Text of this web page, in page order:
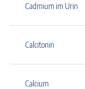
Cadmium im Urin
Calcitonin
Calcium